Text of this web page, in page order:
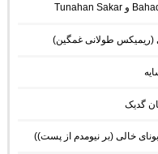
گدیک
خالی (بر نیومدم از پست))